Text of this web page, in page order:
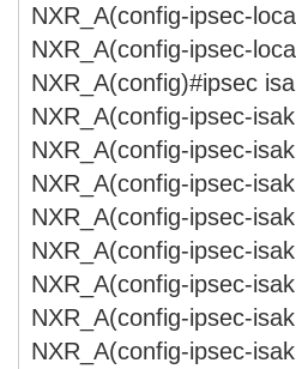
NXR_A(config-ipsec-
NXR_A(config-ipsec-
NXR_A(config)#ipsec
NXR_A(config-ipsec-
NXR_A(config-ipsec-
NXR_A(config-ipsec-
NXR_A(config-ipsec-
NXR_A(config-ipsec-
NXR_A(config-ipsec-
NXR_A(config-ipsec-
NXR_A(config-ipsec-